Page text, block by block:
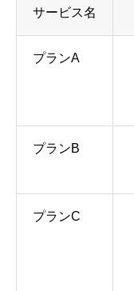
サービス名
プランA
プランB
プランC